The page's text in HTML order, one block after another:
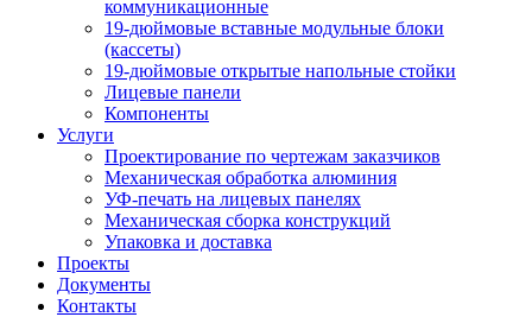
коммуникационные
19-дюймовые вставные модульные блоки
(кассеты)
19-дюймовые открытые напольные стойки
Лицевые панели
Компоненты
Услуги
Проектирование по чертежам заказчиков
Механическая обработка алюминия
УФ-печать на лицевых панелях
Механическая сборка конструкций
Упаковка и доставка
Проекты
Документы
Контакты